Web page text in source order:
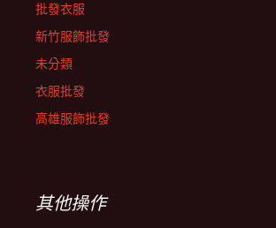
批發衣服
新竹服飾批發
未分類
衣服批發
高雄服飾批發
其他操作